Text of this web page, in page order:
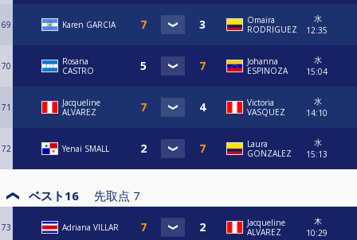
69 Karen GARCIA
Omaira
RODRIGUEZ
水
12:35
70
Rosana
CASTRO
Johanna
ESPINOZA
水
15:04
71
Jacqueline
ALVAREZ
Victoria
VASQUEZ
水
14:10
72 Yenai SMALL
Laura
GONZALEZ
水
15:13
ベスト16 先取点 7
73 Adriana VILLAR
Jacqueline
ALVAREZ
木
10:29